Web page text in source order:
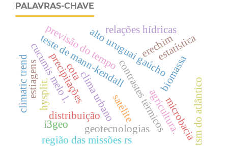
PALAVRAS-CHAVE
clima urbano
teste de mann-kendallcontrastes térmicos
agricultura.
geotecnologias
cucumis melo l. alto uruguai gaúcho
erechim
distribuição
relações hídricas
previsão do tempo
estiagens biomassa
satélite
precipitações
microbacia
região das missões rs tsm do atlântico
climatic trend hysplit.
i3geo
cota
estatística